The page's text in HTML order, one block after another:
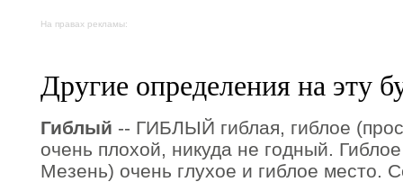
На правах рекламы:
Другие определения на эту
Гиблый -- ГИБЛЫЙ гиблая, гиблое
очень плохой, никуда не годный.
Мезень) очень глухое и гиблое место.